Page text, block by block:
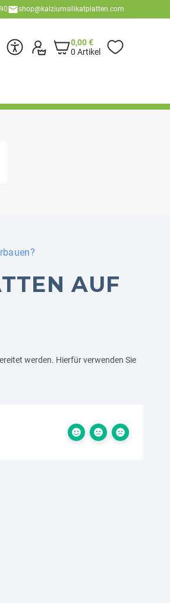
shop@kalziumsilikatplatten.com
0,00€
0 Artikel
AUF
werden. Hierfür verwenden Sie